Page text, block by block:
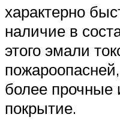
характерно
наличие в
этого эмали
более
покрытие.